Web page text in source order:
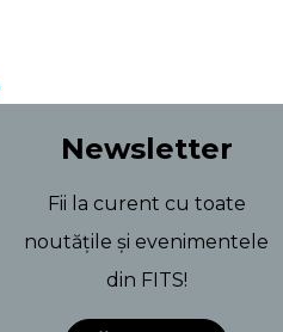
Newsletter
Fii la curent cu toate
noutățile și evenimentele
din FITS!